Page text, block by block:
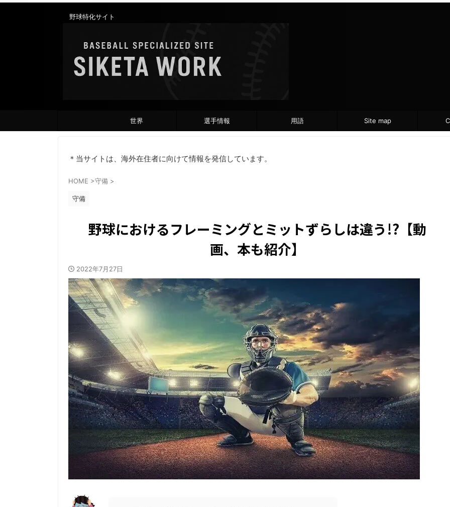
野球特化サイト
世界 選手情報 用語 Site map
＊当サイトは、海外在住者に向けて情報を発信しています。
HOME >守備 >
守備
野球におけるフレーミングとミットずらしは違う!?【動
画、本も紹介】
2022年7月27日